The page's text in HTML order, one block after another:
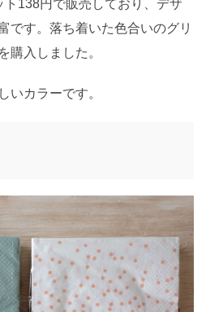
138円で販売しており、デザ
です。落ち着いた色合いのグリ
購入しました。
いカラーです。